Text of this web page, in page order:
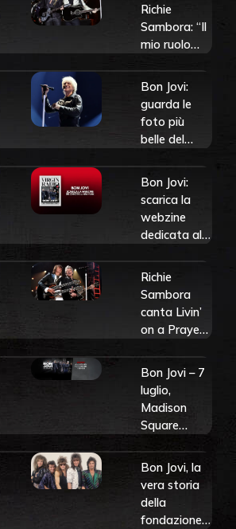
Richie
Sambora: “Il
mio ruolo
era quello di
tenere il
becco
chiuso”
Bon Jovi:
guarda le
foto più
belle del
New York
Bon Jovi:
scarica la
webzine
dedicata al
Madison
Square
Garden di
New York –
7 luglio 2026
Richie
Sambora
canta Livin’
on a Prayer
matrimonio
della figlia
(ma Jon Bon
Jovi non è
invitato).
Guarda il
video
Bon Jovi – 7
luglio,
Madison
Square
a New York
insieme a
Virgin Radio
Bon Jovi, la
vera storia
della
fondazione